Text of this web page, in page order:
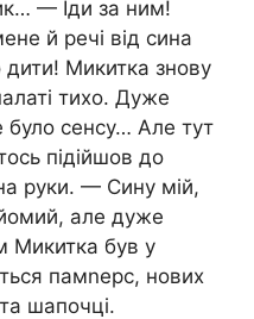
— Іди за ним!
й речі від сина
Микитка знову
тихо. Дуже
було сенсу… Але тут
підійшов до
руки. — Сину мій,
але дуже
Микитка був у
памnерс, нових
шапочці.